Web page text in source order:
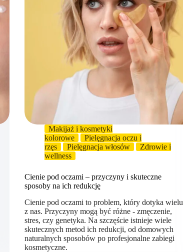
Makijaż i kosmetyki
kolorowe
Pielęgnacja oczu i
rzęs
Pielęgnacja włosów
Zdrowie i
wellness
Cienie pod oczami – przyczyny i skuteczne
sposoby na ich redukcję
Cienie pod oczami to problem, który dotyka wielu
z nas. Przyczyny mogą być różne - zmęczenie,
stres, czy genetyka. Na szczęście istnieje wiele
skutecznych metod ich redukcji, od domowych
naturalnych sposobów po profesjonalne zabiegi
kosmetyczne.